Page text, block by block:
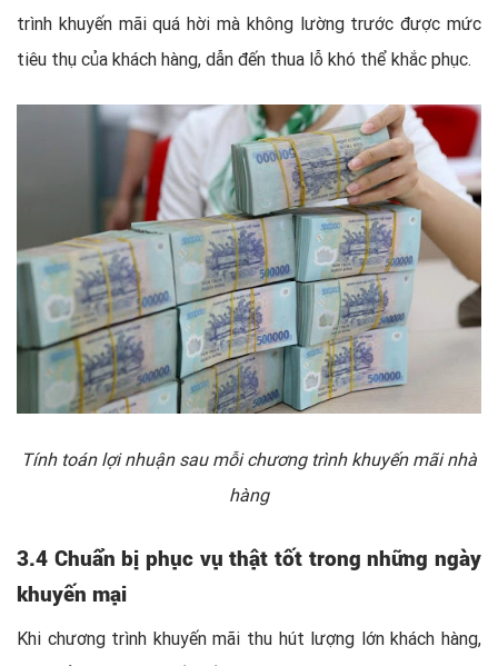
trình khuyến mãi quá hời mà không lường trước được mức
tiêu thụ của khách hàng, dẫn đến thua lỗ khó thể khắc phục.
Tính toán lợi nhuận sau mỗi chương trình khuyến mãi nhà
hàng
3.4 Chuẩn bị phục vụ thật tốt trong những ngày
khuyến mại
Khi chương trình khuyến mãi thu hút lượng lớn khách hàng,